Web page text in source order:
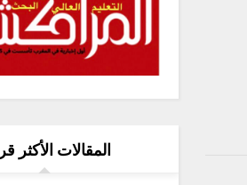
المقالات الأكثر